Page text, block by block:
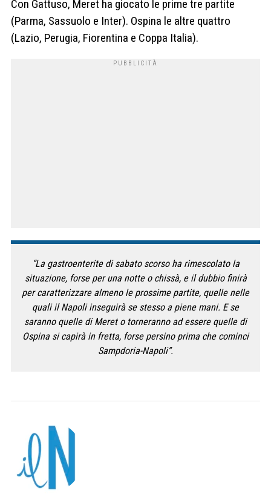
Con Gattuso, Meret ha giocato le prime tre partite
(Parma, Sassuolo e Inter). Ospina le altre quattro
(Lazio, Perugia, Fiorentina e Coppa Italia).
“La gastroenterite di sabato scorso ha rimescolato la
situazione, forse per una notte o chissà, e il dubbio finirà
per caratterizzare almeno le prossime partite, quelle nelle
quali il Napoli inseguirà se stesso a piene mani. E se
saranno quelle di Meret o torneranno ad essere quelle di
Ospina si capirà in fretta, forse persino prima che cominci
Sampdoria-Napoli”.